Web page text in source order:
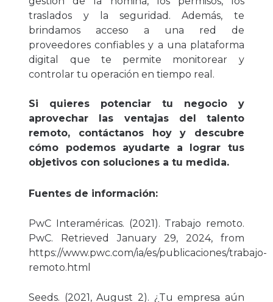
traslados y la seguridad. Además, te
brindamos acceso a una red de
proveedores confiables y a una plataforma
digital que te permite monitorear y
controlar tu operación en tiempo real.
Si quieres potenciar tu negocio y
aprovechar las ventajas del talento
remoto, contáctanos hoy y descubre
cómo podemos ayudarte a lograr tus
objetivos con soluciones a tu medida.
Fuentes de información:
PwC Interaméricas. (2021). Trabajo remoto.
PwC. Retrieved January 29, 2024, from
https://www.pwc.com/ia/es/publicaciones/trabajo-
remoto.html
Seeds. (2021, August 2). ¿Tu empresa aún